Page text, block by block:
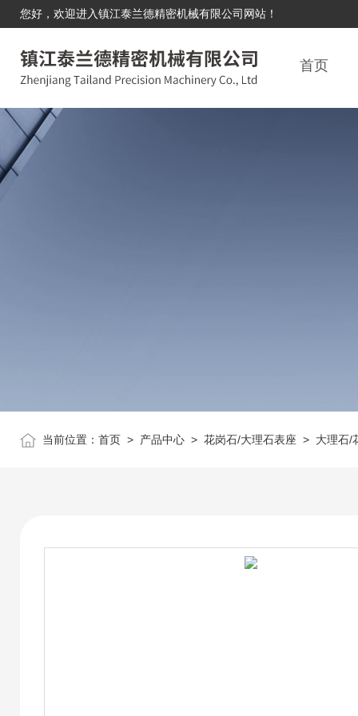
您好，欢迎进入镇江泰兰德精密机械有限公司网站！
首页
当前位置： 首页 > 产品中心 > 花岗石/大理石表座 > 大理石/